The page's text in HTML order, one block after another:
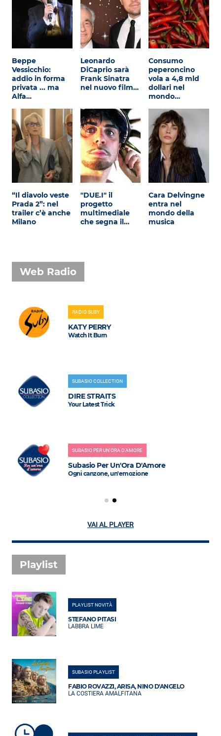
Beppe
Vessicchio:
addio in forma
privata ... ma
Alfa…
Leonardo
DiCaprio sarà
Frank Sinatra
nel nuovo film…
Consumo
peperoncino
vola a 4,8 mld
dollari nel
mondo…
“Il diavolo veste
Prada 2”: nel
trailer c’è anche
Milano
"DUE.I" il
progetto
multimediale
che segna il…
Cara Delvingne
entra nel
mondo della
musica
Web Radio
RADIO SUBY
KATY PERRY
Watch It Burn
SUBASIO COLLECTION
DIRE STRAITS
Your Latest Trick
SUBASIO PER UN'ORA D'AMORE
Subasio Per Un'Ora D'Amore
Ogni canzone, un'emozione
VAI AL PLAYER
Playlist
PLAYLIST NOVITÀ
STEFANO PITASI
LABBRA LIME
SUBASIO PLAYLIST
FABIO ROVAZZI, ARISA, NINO D'ANGELO
LA COSTIERA AMALFITANA